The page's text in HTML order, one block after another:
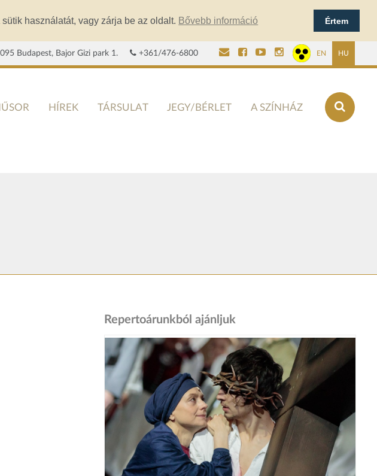
használatát, vagy zárja be az oldalt. Bővebb információ Értem
Budapest, Bajor Gizi park 1. +361/476-6800 EN HU
HÍREK TÁRSULAT JEGY/BÉRLET A SZÍNHÁZ
Repertoárunkból ajánljuk